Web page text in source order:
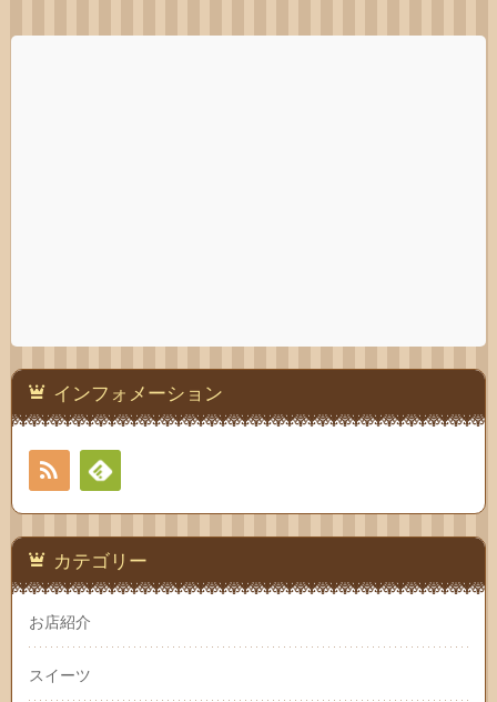
インフォメーション
Feedly
カテゴリー
お店紹介
スイーツ